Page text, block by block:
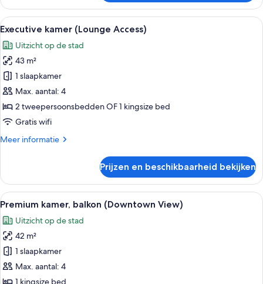
suite
(Lounge
Access)
Alle
foto's
voor
Executive
kamer
(Lounge
Access)
laden
Een moderne hotelkamer met een
7
Executive kamer (Lounge Access)
Uitzicht op de stad
43 m²
1 slaapkamer
Max. aantal: 4
2 tweepersoonsbedden OF 1 kingsize bed
Gratis wifi
Meer informatie
Meer
kamer
(Lounge
Access)
Prijzen en beschikbaarheid bekijken
Alle
foto's
voor
Premium
kamer,
balkon
(Downtown
Een moderne slaapkamer met een
8
Premium kamer, balkon (Downtown View)
Uitzicht op de stad
42 m²
1 slaapkamer
Max. aantal: 4
1 kingsize bed